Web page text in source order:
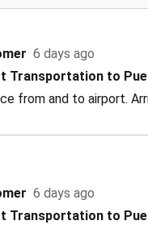
6 days ago
Transportation to
from and to airport.
6 days ago
Transportation to